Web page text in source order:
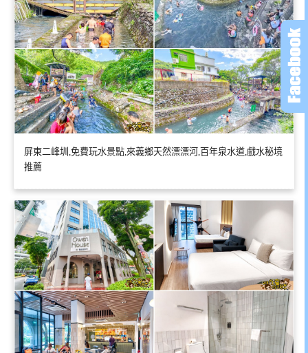
屏東二峰圳,免費玩水景點,來義鄉天然漂漂河,百年泉水道,戲水秘境
推薦